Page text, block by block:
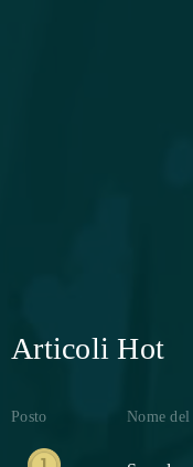
Articoli Hot
Posto Nome